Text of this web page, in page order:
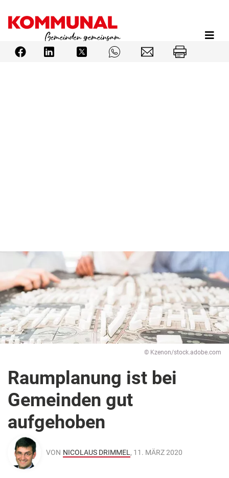
Inhalt
© Kzenon/stock.adobe.com
Raumplanung ist bei
Gemeinden gut
aufgehoben
VON NICOLAUS DRIMMEL , 11. MÄRZ 2020